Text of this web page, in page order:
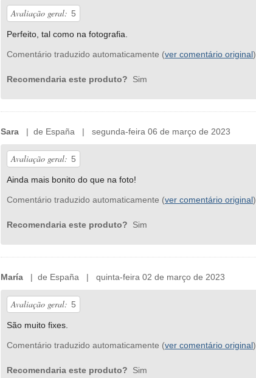
Avaliação geral: 5
Perfeito, tal como na fotografia.
Comentário traduzido automaticamente (ver comentário original)
Recomendaria este produto? Sim
Sara | de España | segunda-feira 06 de março de 2023
Avaliação geral: 5
Ainda mais bonito do que na foto!
Comentário traduzido automaticamente (ver comentário original)
Recomendaria este produto? Sim
María | de España | quinta-feira 02 de março de 2023
Avaliação geral: 5
São muito fixes.
Comentário traduzido automaticamente (ver comentário original)
Recomendaria este produto? Sim